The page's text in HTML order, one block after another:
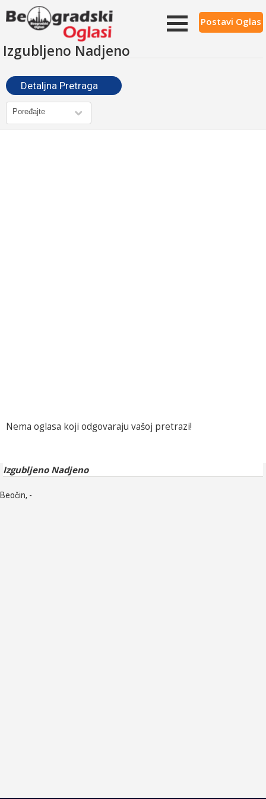
Postavi Oglas
Izgubljeno Nadjeno
Detaljna Pretraga
Nema oglasa koji odgovaraju vašoj pretrazi!
Izgubljeno Nadjeno
Beočin, -